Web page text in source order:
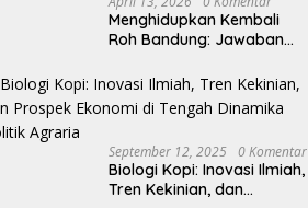
Menghidupkan Kembali
Roh Bandung: Jawaban
Hegemoni Global
September 12, 2025 0 Komentar
Biologi Kopi: Inovasi Ilmiah,
Tren Kekinian, dan